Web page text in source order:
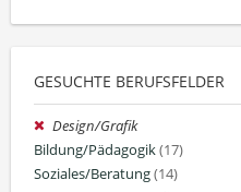
GESUCHTE BERUFSFELDER
Design/Grafik
Bildung/Pädagogik(17)
Soziales/Beratung(14)